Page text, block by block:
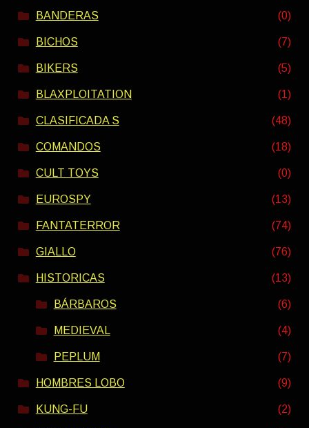
BANDERAS (0)
BICHOS (7)
BIKERS (5)
BLAXPLOITATION (1)
CLASIFICADA S (48)
COMANDOS (18)
CULT TOYS (0)
EUROSPY (13)
FANTATERROR (74)
GIALLO (76)
HISTORICAS (13)
BÁRBAROS (6)
MEDIEVAL (4)
PEPLUM (7)
HOMBRES LOBO (9)
KUNG-FU (2)